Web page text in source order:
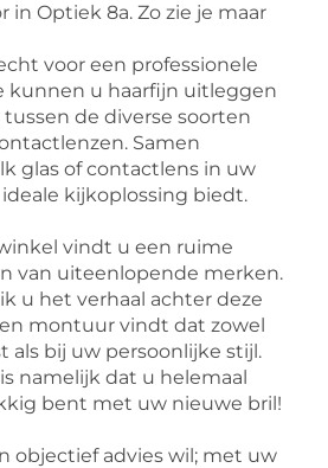
in Optiek 8a. Zo zie je maar
voor een professionele
kunnen u haarfijn uitleggen
de diverse soorten
Samen
glas of contactlens in uw
kijkoplossing biedt.
vindt u een ruime
van uiteenlopende merken.
u het verhaal achter deze
montuur vindt dat zowel
als bij uw persoonlijke stijl.
namelijk dat u helemaal
bent met uw nieuwe bril!
objectief advies wil; met uw